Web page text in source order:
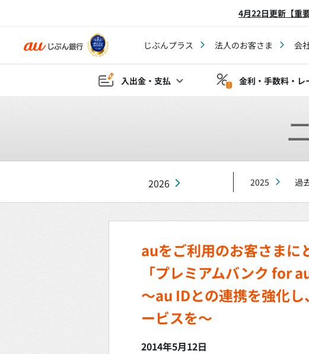
4月22日更新【重
じぶんプラス 法人のお客さま 会
入出金・支払 金利・手数料・レ
2026 2025 過
auをご利用のお客さまに
「プレミアムバンク for
～au IDとの連携を強化
ービスを～
2014年5月12日